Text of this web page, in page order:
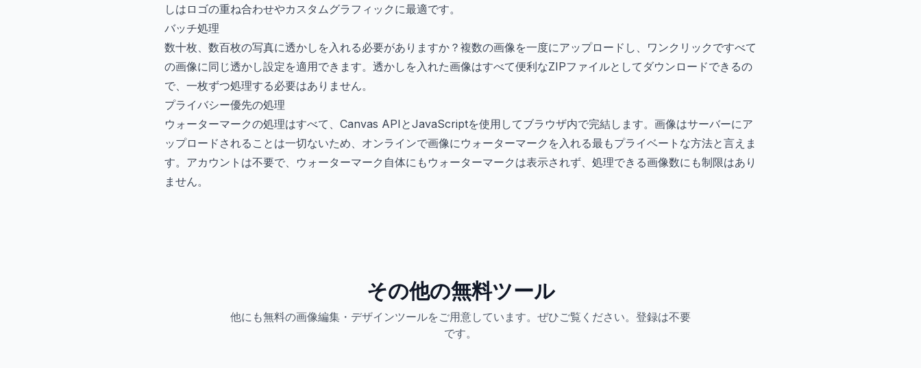
しはロゴの重ね合わせやカスタムグラフィックに最適です。
バッチ処理
数十枚、数百枚の写真に透かしを入れる必要がありますか？複数の画像を一度にアップロードし、ワンクリックですべて
の画像に同じ透かし設定を適用できます。透かしを入れた画像はすべて便利なZIPファイルとしてダウンロードできるの
で、一枚ずつ処理する必要はありません。
プライバシー優先の処理
ウォーターマークの処理はすべて、Canvas APIとJavaScriptを使用してブラウザ内で完結します。画像はサーバーにア
ップロードされることは一切ないため、オンラインで画像にウォーターマークを入れる最もプライベートな方法と言えま
す。アカウントは不要で、ウォーターマーク自体にもウォーターマークは表示されず、処理できる画像数にも制限はあり
ません。
その他の無料ツール
他にも無料の画像編集・デザインツールをご用意しています。ぜひご覧ください。登録は不要
です。